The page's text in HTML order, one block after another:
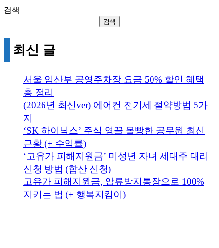
검색
검색
최신 글
서울 임산부 공영주차장 요금 50% 할인 혜택
총 정리
(2026년 최신ver) 에어컨 전기세 절약방법 5가
지
‘SK 하이닉스’ 주식 영끌 몰빵한 공무원 최신
근황 (+ 수익률)
‘고유가 피해지원금’ 미성년 자녀 세대주 대리
신청 방법 (합산 신청)
고유가 피해지원금, 압류방지통장으로 100%
지키는 법 (+ 행복지킴이)